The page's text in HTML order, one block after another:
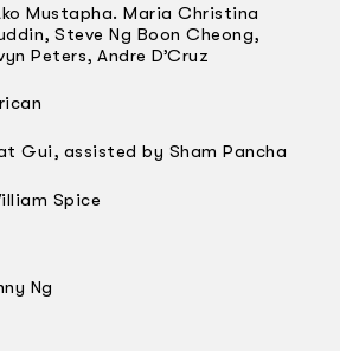
Mustapha. Maria Christina
Steve Ng Boon Cheong,
Peters, Andre D’Cruz
Gui, assisted by Sham Pancha
Spice
Ng